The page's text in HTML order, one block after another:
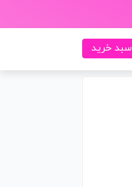
سبد خرید